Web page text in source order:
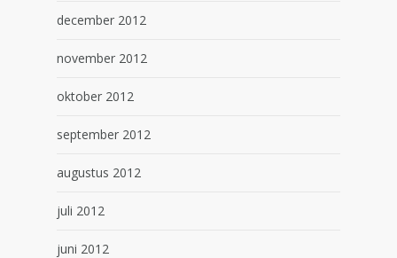
december 2012
november 2012
oktober 2012
september 2012
augustus 2012
juli 2012
juni 2012